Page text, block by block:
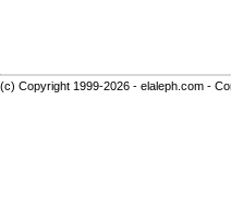
(c) Copyright 1999-2026 - elaleph.com -